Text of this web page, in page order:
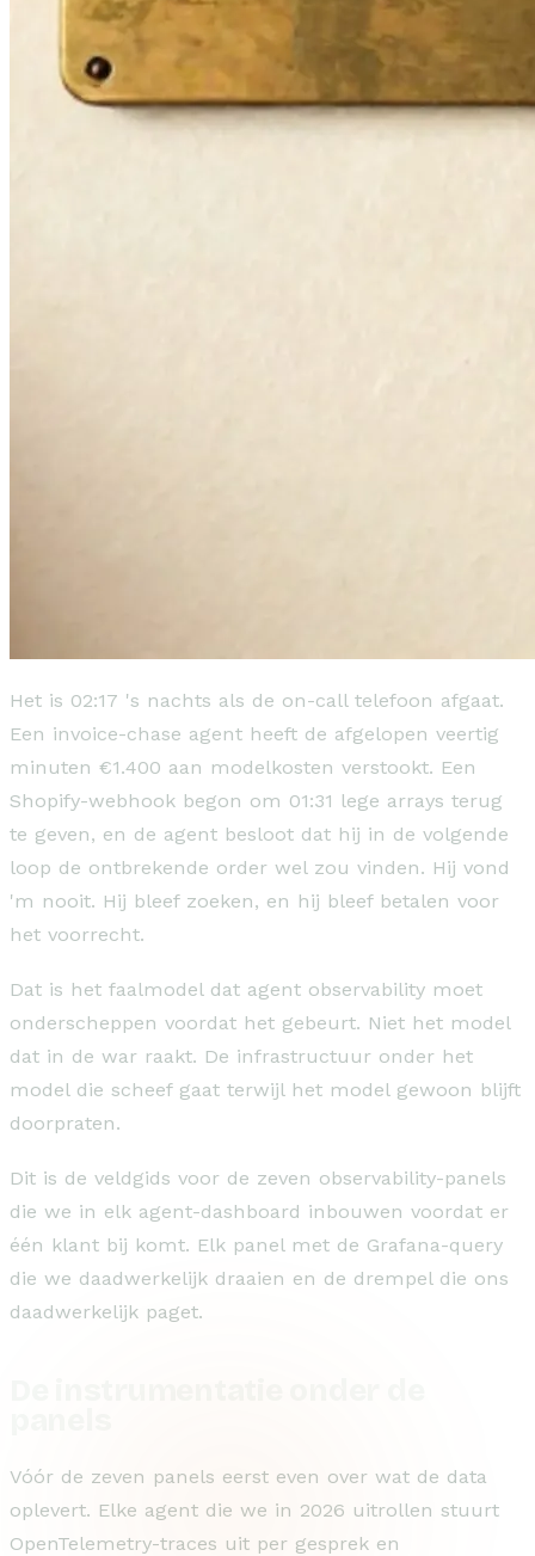
Het is 02:17 's nachts als de on-call telefoon afgaat.
Een invoice-chase agent heeft de afgelopen veertig
minuten €1.400 aan modelkosten verstookt. Een
Shopify-webhook begon om 01:31 lege arrays terug
te geven, en de agent besloot dat hij in de volgende
loop de ontbrekende order wel zou vinden. Hij vond
'm nooit. Hij bleef zoeken, en hij bleef betalen voor
het voorrecht.
Dat is het faalmodel dat agent observability moet
onderscheppen voordat het gebeurt. Niet het model
dat in de war raakt. De infrastructuur onder het
model die scheef gaat terwijl het model gewoon blijft
doorpraten.
Dit is de veldgids voor de zeven observability-panels
die we in elk agent-dashboard inbouwen voordat er
één klant bij komt. Elk panel met de Grafana-query
die we daadwerkelijk draaien en de drempel die ons
daadwerkelijk paget.
Vóór de zeven panels eerst even over wat de data
oplevert. Elke agent die we in 2026 uitrollen stuurt
OpenTelemetry-traces uit per gesprek en